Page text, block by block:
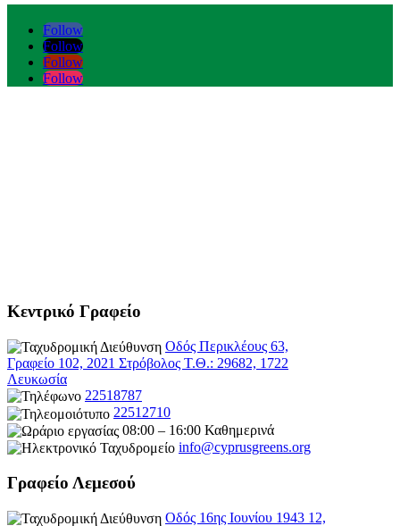
Follow
Follow
Follow
Follow
Κεντρικό Γραφείο
Οδός Περικλέους 63,
Γραφείο 102, 2021 Στρόβολος Τ.Θ.: 29682, 1722
Λευκωσία
22518787
22512710
08:00 – 16:00 Καθημερινά
info@cyprusgreens.org
Γραφείο Λεμεσού
Οδός 16ης Ιουνίου 1943 12,